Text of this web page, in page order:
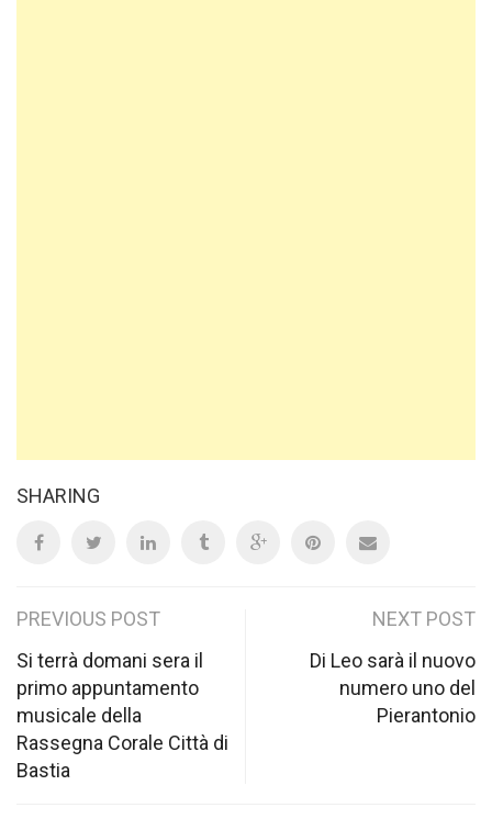
SHARING
Post
navigation
PREVIOUS POST
Si terrà domani sera il
primo appuntamento
musicale della
Rassegna Corale Città di
Bastia
NEXT POST
Di Leo sarà il nuovo
numero uno del
Pierantonio